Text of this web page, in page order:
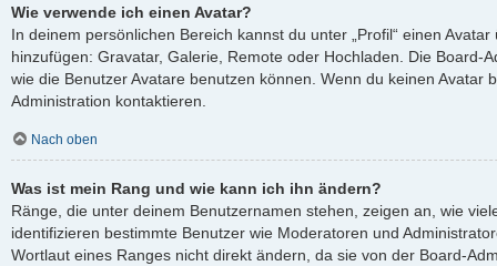
Wie verwende ich einen Avatar?
In deinem persönlichen Bereich kannst du unter „Profil“ einen
hinzufügen: Gravatar, Galerie, Remote oder Hochladen. Die Board-
wie die Benutzer Avatare benutzen können. Wenn du keinen Avatar
Administration kontaktieren.
Nach oben
Was ist mein Rang und wie kann ich ihn ändern?
Ränge, die unter deinem Benutzernamen stehen, zeigen an, wie
identifizieren bestimmte Benutzer wie Moderatoren und
Wortlaut eines Ranges nicht direkt ändern, da sie von der Board-